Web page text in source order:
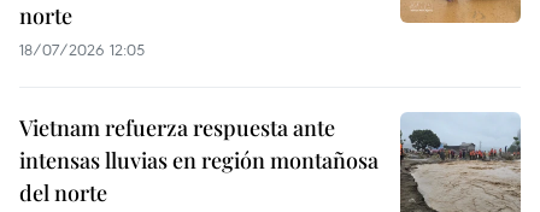
norte
18/07/2026 12:05
Vietnam refuerza respuesta ante
intensas lluvias en región montañosa
del norte